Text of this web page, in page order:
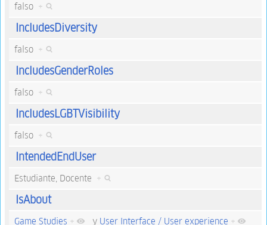
falso +
IncludesDiversity
falso +
IncludesGenderRoles
falso +
IncludesLGBTVisibility
falso +
IntendedEndUser
Estudiante, Docente +
IsAbout
Game Studies + y User Interface / User experience +